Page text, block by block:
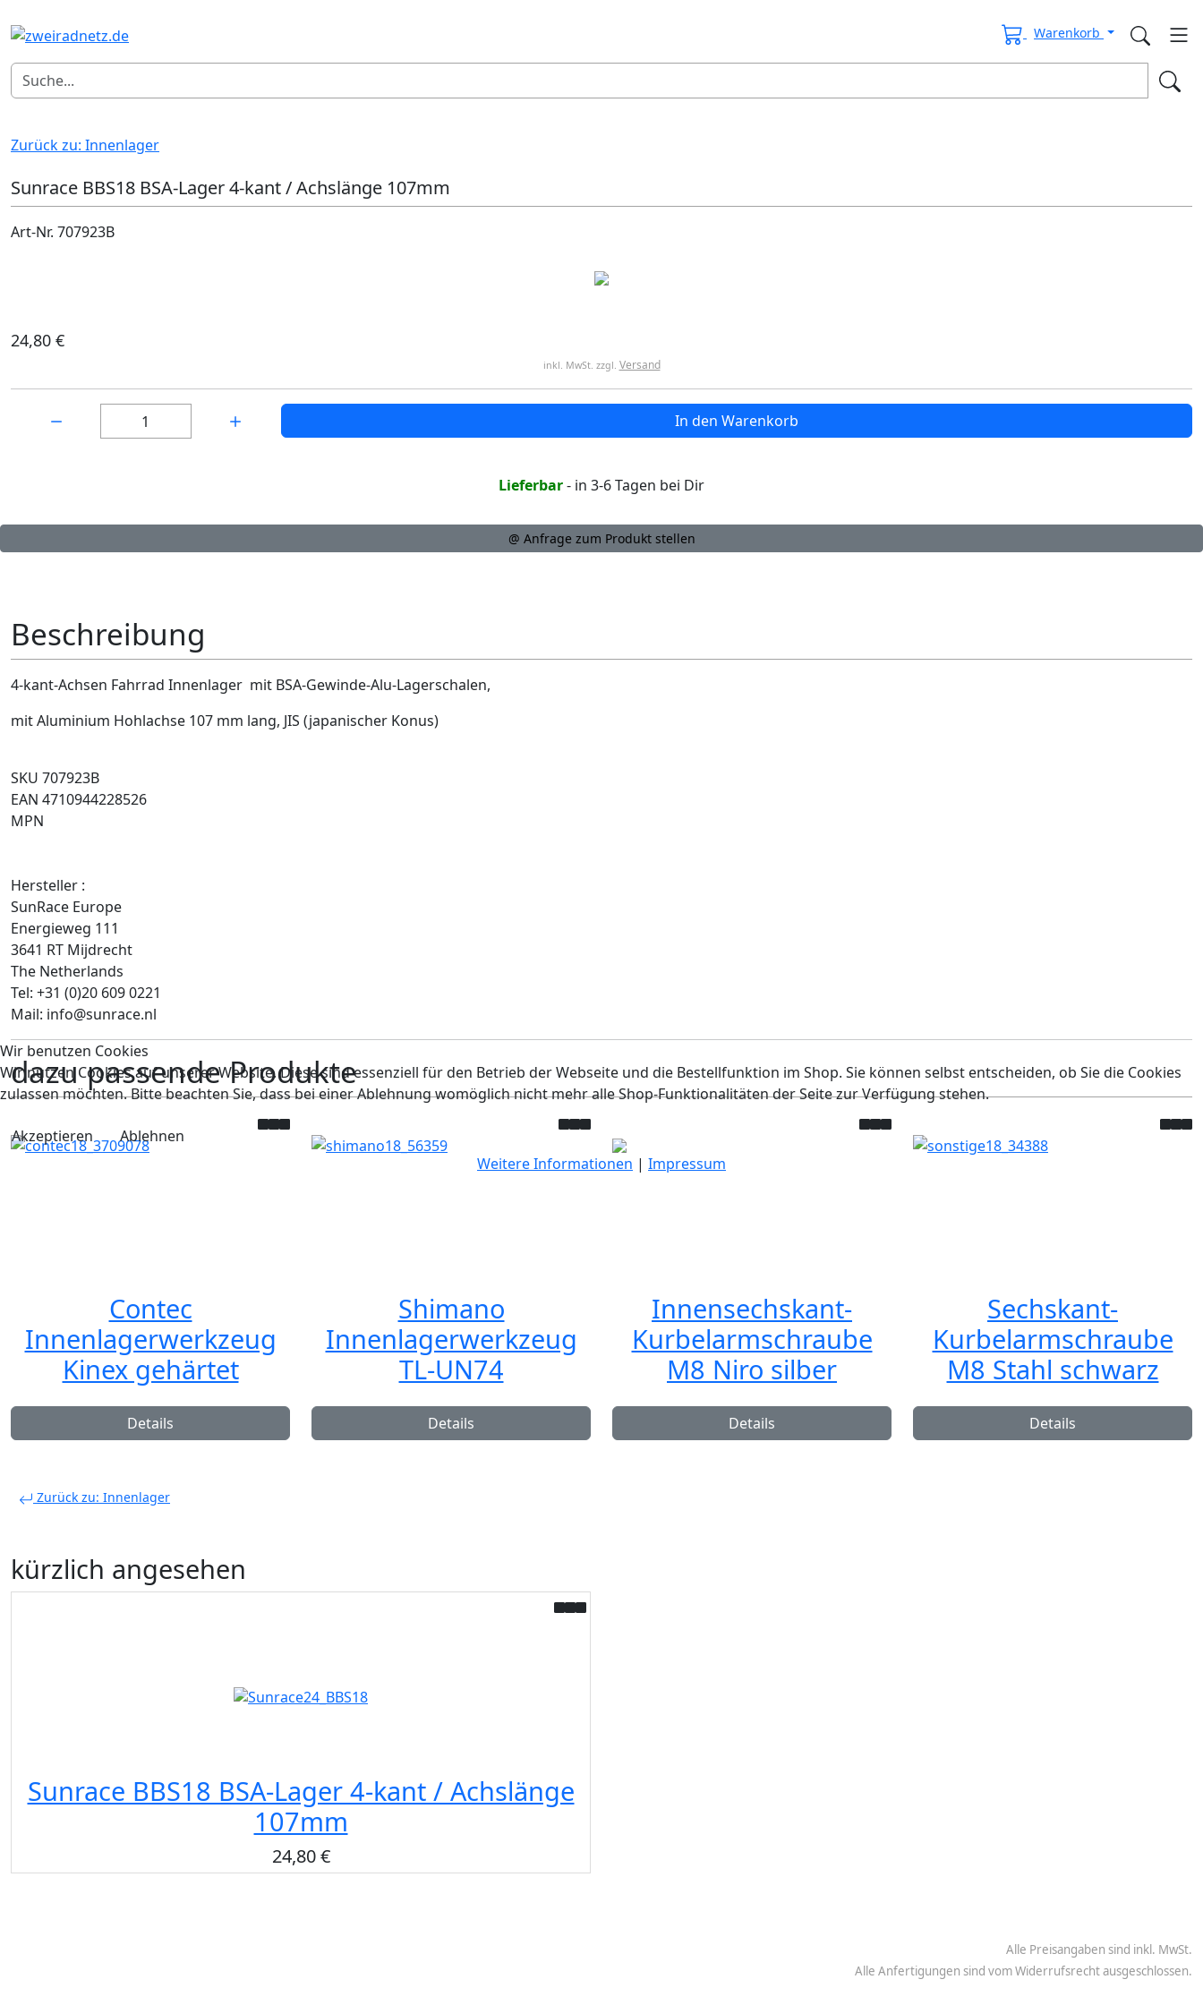
Warenkorb
Zurück zu: Innenlager
Sunrace BBS18 BSA-Lager 4-kant / Achslänge 107mm
Art-Nr. 707923B
24,80 €
inkl. MwSt. zzgl. Versand
In den Warenkorb
Lieferbar- in 3-6 Tagen bei Dir
@ Anfrage zum Produkt stellen
Beschreibung
4-kant-Achsen Fahrrad Innenlager mit BSA-Gewinde-Alu-Lagerschalen,
mit Aluminium Hohlachse 107 mm lang, JIS (japanischer Konus)
SKU 707923B
EAN 4710944228526
MPN
Hersteller :
SunRace Europe
Energieweg 111
3641 RT Mijdrecht
The Netherlands
Tel: +31 (0)20 609 0221
Mail: info@sunrace.nl
dazu passende Produkte
Contec
Innenlagerwerkzeug
Kinex gehärtet
Details
Shimano
Innenlagerwerkzeug
TL-UN74
Details
Innensechskant-
Kurbelarmschraube
M8 Niro silber
Details
Sechskant-
Kurbelarmschraube
M8 Stahl schwarz
Details
Zurück zu: Innenlager
kürzlich angesehen
Sunrace BBS18 BSA-Lager 4-kant / Achslänge
107mm
24,80 €
Alle Preisangaben sind inkl. MwSt.
Alle Anfertigungen sind vom Widerrufsrecht ausgeschlossen.
Wir benutzen Cookies
Wir nutzen Cookies auf unserer Website. Diese sind essenziell für den Betrieb der Webseite und die Bestellfunktion im Shop. Sie können selbst entscheiden, ob Sie die Cookies
zulassen möchten. Bitte beachten Sie, dass bei einer Ablehnung womöglich nicht mehr alle Shop-Funktionalitäten der Seite zur Verfügung stehen.
Akzeptieren
Ablehnen
Weitere Informationen | Impressum